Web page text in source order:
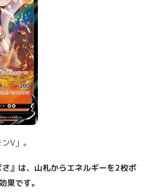
V」。
』は、山札からエネルギーを2枚ポ
果です。